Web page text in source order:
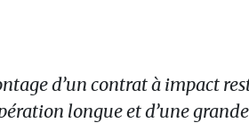
d’un contrat à impact
longue et d’une